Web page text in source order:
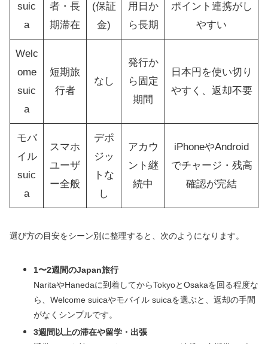
suic
a
者・長
期滞在
(保証
金)
用日か
ら長期
ポイント連携がし
やすい
Welc
ome
suic
a
短期旅
行者
なし
発行か
ら固定
期間
日本円を使い切り
やすく、返却不要
モバ
イル
suic
a
スマホ
ユーザ
ー全般
デポ
ジッ
トな
し
アカウ
ント継
続中
iPhoneやAndroid
でチャージ・残高
確認が完結
選び方の目安をシーン別に整理すると、次のようになります。
1〜2週間のJapan旅行
NaritaやHanedaに到着してからTokyoとOsakaを回る程度な
ら、Welcome suicaやモバイル suicaを選ぶと、返却の手間
がなくシンプルです。
3週間以上の滞在や留学・出張